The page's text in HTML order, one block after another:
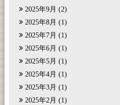
2025年9月 (2)
2025年8月 (1)
2025年7月 (1)
2025年6月 (1)
2025年5月 (1)
2025年4月 (1)
2025年3月 (1)
2025年2月 (1)